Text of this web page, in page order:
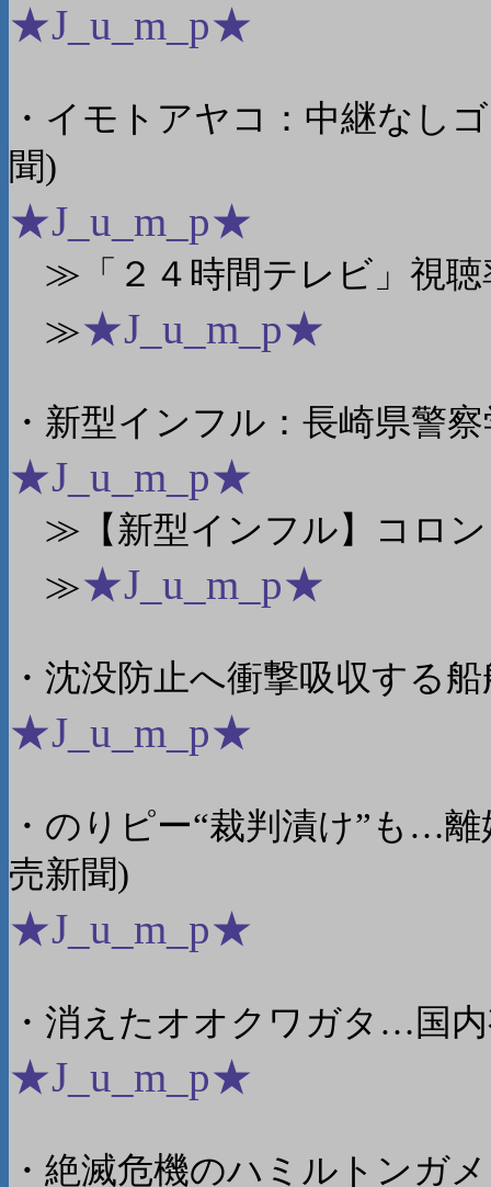
★J_u_m_p★
・イモトアヤコ：中継なし
聞)
★J_u_m_p★
≫「２４時間テレビ」視聴
≫★J_u_m_p★
・新型インフル：長崎県警
★J_u_m_p★
≫【新型インフル】コロン
≫★J_u_m_p★
・沈没防止へ衝撃吸収する
★J_u_m_p★
・のりピー“裁判漬け”も…
売新聞)
★J_u_m_p★
・消えたオオクワガタ…国
★J_u_m_p★
・絶滅危機のハミルトンガ